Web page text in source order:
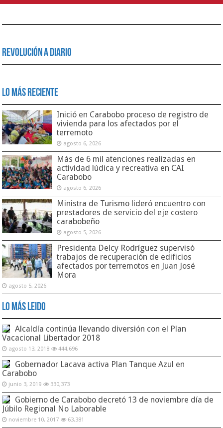
Revolución a Diario
Lo Más Reciente
Inició en Carabobo proceso de registro de
vivienda para los afectados por el
terremoto
agosto 6, 2026
Más de 6 mil atenciones realizadas en
actividad lúdica y recreativa en CAI
Carabobo
agosto 6, 2026
Ministra de Turismo lideró encuentro con
prestadores de servicio del eje costero
carabobeño
agosto 5, 2026
Presidenta Delcy Rodríguez supervisó
trabajos de recuperación de edificios
afectados por terremotos en Juan José
Mora
agosto 5, 2026
Lo Más Leido
Alcaldía continúa llevando diversión con el Plan
Vacacional Libertador 2018
agosto 13, 2018 444,696
Gobernador Lacava activa Plan Tanque Azul en
Carabobo
junio 3, 2019 330,373
Gobierno de Carabobo decretó 13 de noviembre día de
Júbilo Regional No Laborable
noviembre 10, 2017 63,381